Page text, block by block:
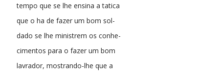
tempo que se lhe ensina a tatica
que o ha de fazer um bom sol-
dado se lhe ministrem os conhe-
cimentos para o fazer um bom
lavrador, mostrando-lhe que a